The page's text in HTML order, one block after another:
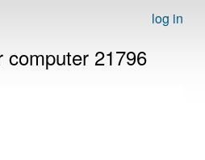
log in
computer 21796